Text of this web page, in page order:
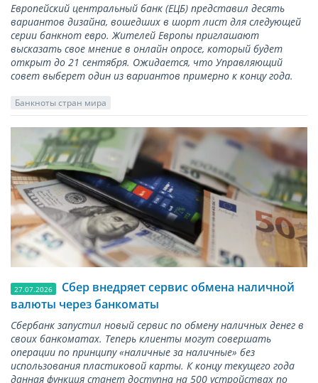
Европейский центральный банк (ЕЦБ) представил десять
вариантов дизайна, вошедших в шорт лист для следующей
серии банкнот евро. Жителей Европы приглашают
высказать свое мнение в онлайн опросе, который будет
открыт до 21 сентября. Ожидается, что Управляющий
совет выберет один из вариантов примерно к концу года.
Банкноты стран мира
27.07.2026
Сбер внедряет сервис обмена наличной
валюты через банкоматы
Сбербанк запустил новый сервис по обмену наличных денег в
своих банкоматах. Теперь клиенты могут совершать
операции по принципу «наличные за наличные» без
использования пластиковой карты. К концу текущего года
данная функция станет доступна на 500 устройствах по